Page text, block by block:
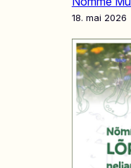
18. mai 2026